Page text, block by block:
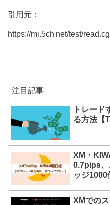
引用元：
https://mi.5ch.net/test/
注目記事
トレード
る方法【
XM・
0.7pips、
ッジ1000
XMでの